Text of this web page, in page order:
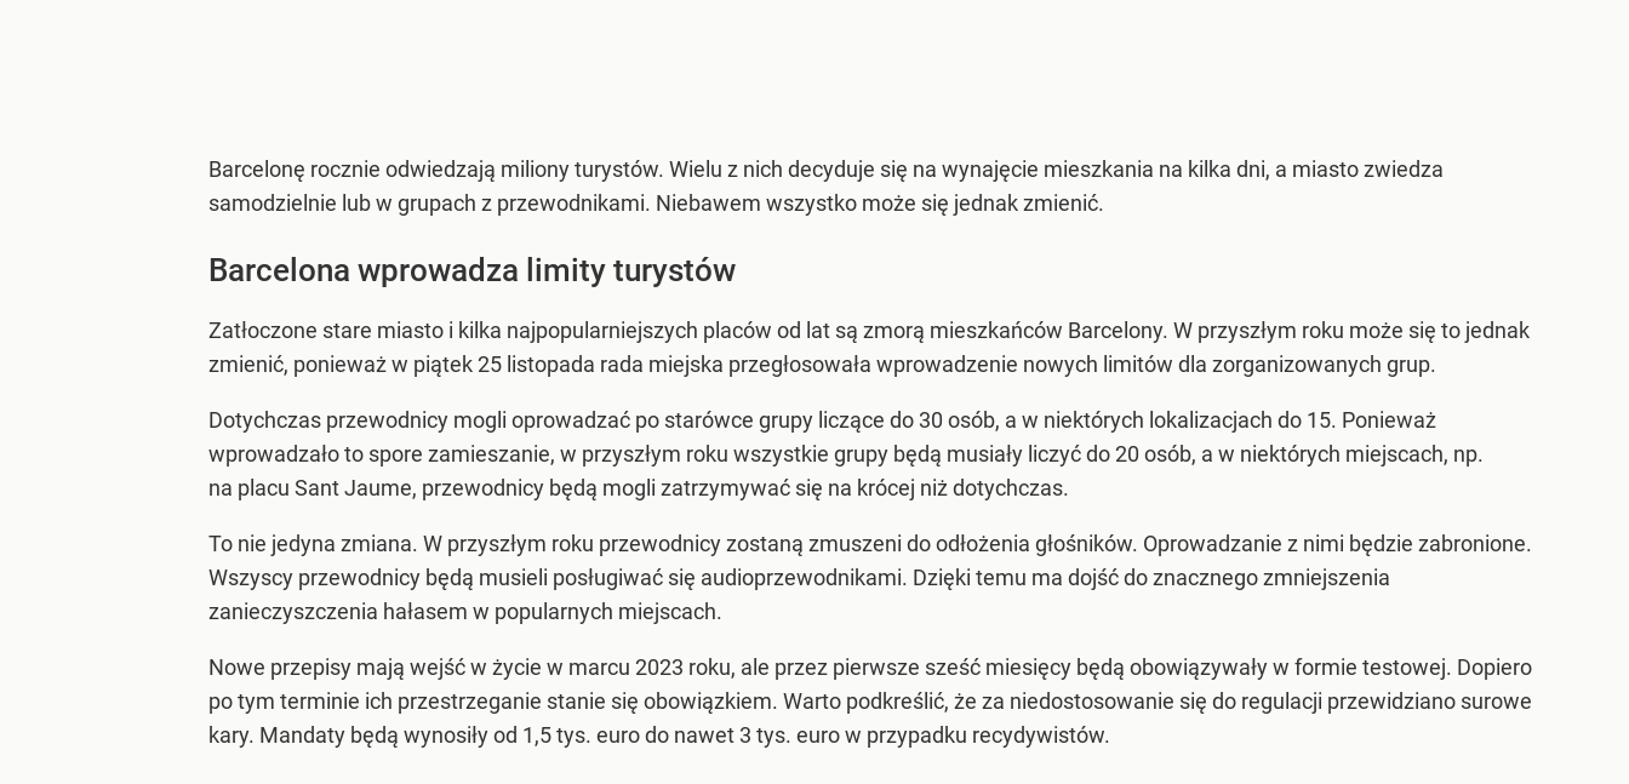
Barcelonę rocznie odwiedzają miliony turystów. Wielu z nich decyduje się na wynajęcie mieszkania na kilka dni, a miasto zwiedza
samodzielnie lub w grupach z przewodnikami. Niebawem wszystko może się jednak zmienić.
Barcelona wprowadza limity turystów
Zatłoczone stare miasto i kilka najpopularniejszych placów od lat są zmorą mieszkańców Barcelony. W przyszłym roku może się to jednak
zmienić, ponieważ w piątek 25 listopada rada miejska przegłosowała wprowadzenie nowych limitów dla zorganizowanych grup.
Dotychczas przewodnicy mogli oprowadzać po starówce grupy liczące do 30 osób, a w niektórych lokalizacjach do 15. Ponieważ
wprowadzało to spore zamieszanie, w przyszłym roku wszystkie grupy będą musiały liczyć do 20 osób, a w niektórych miejscach, np.
na placu Sant Jaume, przewodnicy będą mogli zatrzymywać się na krócej niż dotychczas.
To nie jedyna zmiana. W przyszłym roku przewodnicy zostaną zmuszeni do odłożenia głośników. Oprowadzanie z nimi będzie zabronione.
Wszyscy przewodnicy będą musieli posługiwać się audioprzewodnikami. Dzięki temu ma dojść do znacznego zmniejszenia
zanieczyszczenia hałasem w popularnych miejscach.
Nowe przepisy mają wejść w życie w marcu 2023 roku, ale przez pierwsze sześć miesięcy będą obowiązywały w formie testowej. Dopiero
po tym terminie ich przestrzeganie stanie się obowiązkiem. Warto podkreślić, że za niedostosowanie się do regulacji przewidziano surowe
kary. Mandaty będą wynosiły od 1,5 tys. euro do nawet 3 tys. euro w przypadku recydywistów.